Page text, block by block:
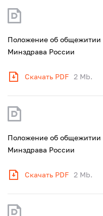
Положение об
Минздрава России
Скачать PDF 2 Mb.
Положение об
Минздрава России
Скачать PDF 2 Mb.